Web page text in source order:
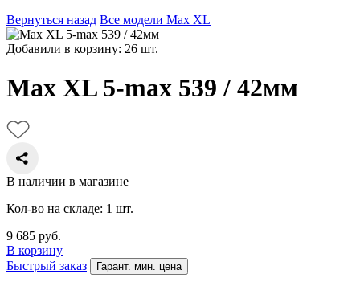
Вернуться назад Все модели Max XL
Добавили в корзину: 26 шт.
Max XL 5-max 539 / 42мм
В наличии в магазине
Кол-во на складе: 1 шт.
9 685 руб.
В корзину
Быстрый заказ
Гарант. мин. цена